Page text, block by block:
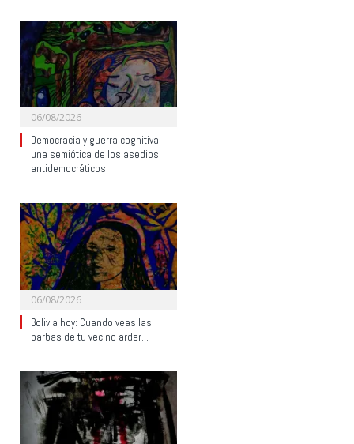
06/08/2026
Democracia y guerra cognitiva:
una semiótica de los asedios
antidemocráticos
06/08/2026
Bolivia hoy: Cuando veas las
barbas de tu vecino arder…